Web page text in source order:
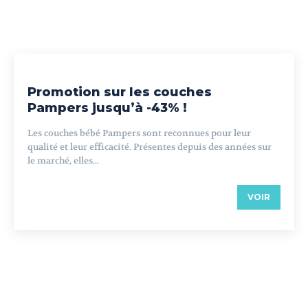
Promotion sur les couches
Pampers jusqu’à -43% !
Les couches bébé Pampers sont reconnues pour leur
qualité et leur efficacité. Présentes depuis des années sur
le marché, elles...
VOIR